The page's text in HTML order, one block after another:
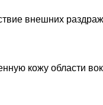
внешних
кожу области